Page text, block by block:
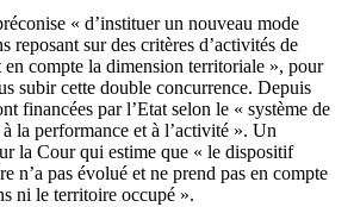
« d’instituer un nouveau mode
reposant sur des critères d’activités de
en compte la dimension territoriale », pour
subir cette double concurrence. Depuis
financées par l’Etat selon le « système de
la performance et à l’activité ». Un
la Cour qui estime que « le dispositif
n’a pas évolué et ne prend pas en compte
ni le territoire occupé ».